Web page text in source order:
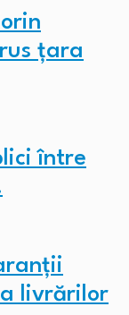
țara
între
livrărilor